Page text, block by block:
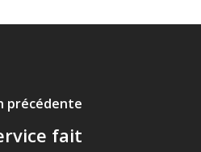
précédente
fait